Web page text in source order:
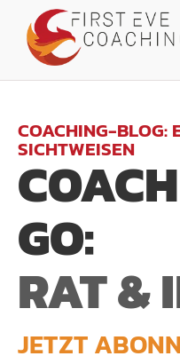
COACHING-BLOG:
SICHTWEISEN
GO:
RAT &
JETZT